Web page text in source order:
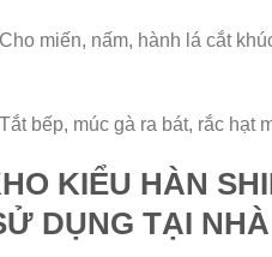
miến, nấm, hành lá cắt
bếp, múc gà ra bát, rắc hạt
KIỂU HÀN
DỤNG TẠI